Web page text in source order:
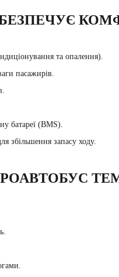
та опалення).
пасажирів.
батареї (BMS).
збільшення запасу ходу.